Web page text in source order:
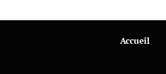
Accueil